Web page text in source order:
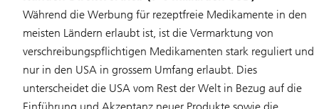
Während die Werbung für rezeptfreie Medikamente in den
meisten Ländern erlaubt ist, ist die Vermarktung von
verschreibungspflichtigen Medikamenten stark reguliert und
nur in den USA in grossem Umfang erlaubt. Dies
unterscheidet die USA vom Rest der Welt in Bezug auf die